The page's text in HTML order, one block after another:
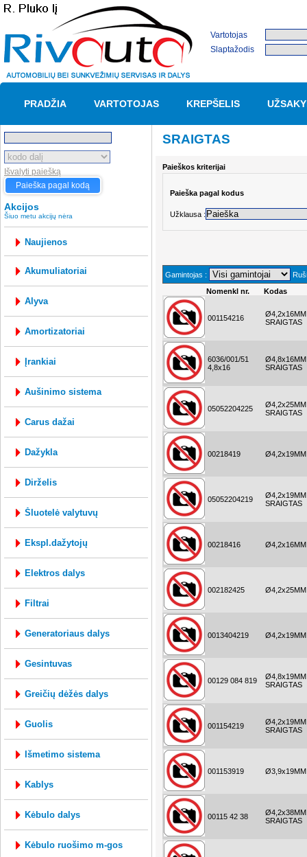
Vartotojas
Slaptažodis
PRADŽIA VARTOTOJAS KREPŠELIS
Išvalyti paiešką
Paieška pagal kodą
Akcijos
Šiuo metu akcijų nėra
Naujienos
akumuliatoriai
alyva
amortizatoriai
įrankiai
aušinimo sistema
carus dažai
dažykla
dirželis
šluotelė valytuvų
ekspl.dažytojų
elektros dalys
filtrai
generatoriaus dalys
gesintuvas
greičių dėžės dalys
guolis
išmetimo sistema
kablys
kėbulo dalys
kėbulo ruošimo m-gos
SRAIGTAS
Paieškos kriterijai
Paieška pagal kodus
Užklausa :
Gamintojas :
Nomenkl nr.
Kodas
001154216
Ø4,2x16MM
SRAIGTAS
6036/001/51
4,8x16
Ø4,8x16MM
SRAIGTAS
05052204225
Ø4,2x25MM
SRAIGTAS
00218419 Ø4,2x19MM
05052204219
Ø4,2x19MM
SRAIGTAS
00218416
002182425
0013404219 Ø4,2x19MM
00129 084 819
Ø4,8x19MM
SRAIGTAS
001154219
Ø4,2x19MM
SRAIGTAS
001153919 Ø3,9x19MM
00115 42 38
Ø4,2x38MM
SRAIGTAS